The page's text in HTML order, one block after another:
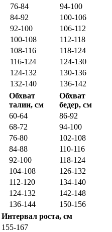
76-84
94-100
84-92
100-106
92-100
106-112
100-108
112-118
108-116
118-124
116-124
124-130
124-132
130-136
132-140
136-142
Обхват
талии, см
Обхват
бедер, см
60-64
86-92
68-72
94-100
76-80
102-108
84-88
110-116
92-100
118-124
104-108
126-132
112-120
134-140
124-132
142-148
136-144
150-156
Интервал роста, см
155-167